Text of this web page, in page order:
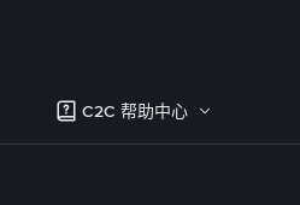
C2C 帮助中心